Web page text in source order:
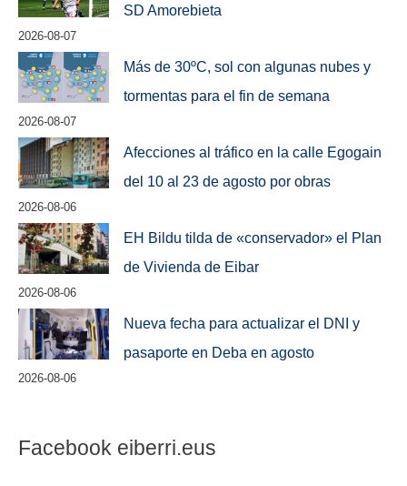
SD Amorebieta
2026-08-07
Más de 30ºC, sol con algunas nubes y
tormentas para el fin de semana
2026-08-07
Afecciones al tráfico en la calle Egogain
del 10 al 23 de agosto por obras
2026-08-06
EH Bildu tilda de «conservador» el Plan
de Vivienda de Eibar
2026-08-06
Nueva fecha para actualizar el DNI y
pasaporte en Deba en agosto
2026-08-06
Facebook eiberri.eus